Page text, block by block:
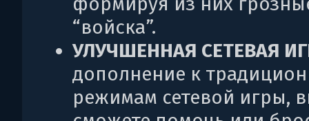
“войска”.
УЛУЧШЕННАЯ СЕТЕВАЯ
дополнение к
режимам сетевой игры,